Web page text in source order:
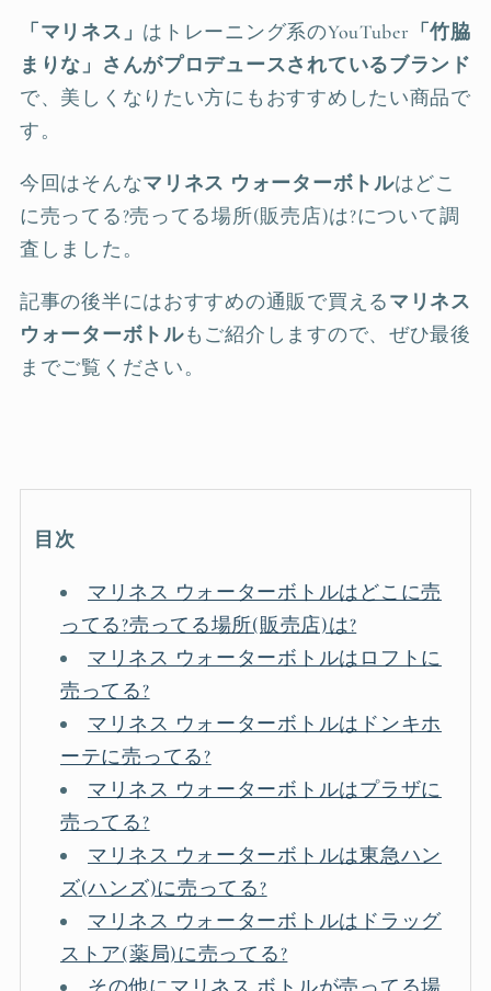
「マリネス」 はトレーニング系のYouTuber 「竹脇
まりな」さんがプロデュースされているブランド
で、美しくなりたい方にもおすすめしたい商品で
す。
今回はそんなマリネス ウォーターボトルはどこ
に売ってる?売ってる場所(販売店)は?について調
査しました。
記事の後半にはおすすめの通販で買えるマリネス
ウォーターボトルもご紹介しますので、ぜひ最後
までご覧ください。
目次
マリネス ウォーターボトルはどこに売
ってる?売ってる場所(販売店)は?
マリネス ウォーターボトルはロフトに
売ってる?
マリネス ウォーターボトルはドンキホ
ーテに売ってる?
マリネス ウォーターボトルはプラザに
売ってる?
マリネス ウォーターボトルは東急ハン
ズ(ハンズ)に売ってる?
マリネス ウォーターボトルはドラッグ
ストア(薬局)に売ってる?